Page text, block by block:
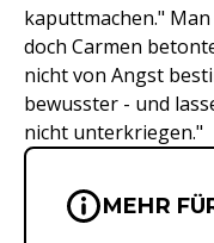
kaputtmachen."
doch Carmen
nicht von Angst
bewusster - und
nicht unterkriegen."
Wichtige
MEHR